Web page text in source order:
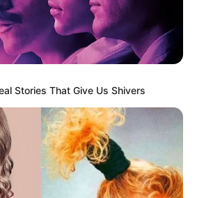
Stories That Give Us Shivers